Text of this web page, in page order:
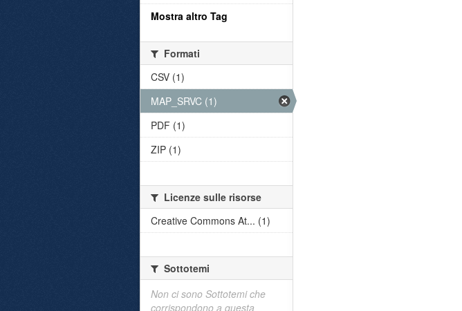
Mostra altro Tag
Formati
CSV (1)
MAP_SRVC (1)
PDF (1)
ZIP (1)
Licenze sulle risorse
Creative Commons At... (1)
Sottotemi
Non ci sono Sottotemi che
corrispondono a questa